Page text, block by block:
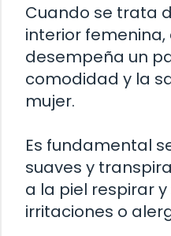
Cuando se trata
interior
desempeña un
comodidad y la
mujer.
Es fundamental
suaves y
a la piel respirar
irritaciones o